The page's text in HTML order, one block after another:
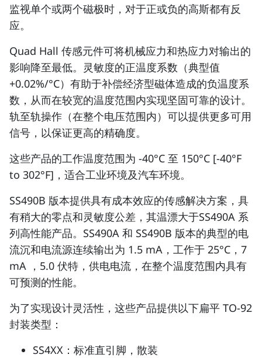
监视单个或两个磁极时，对于正或负的高斯都有反
应。
Quad Hall 传感元件可将机械应力和热应力对输出的
影响降至最低。灵敏度的正温度系数（典型值
+0.02%/°C）有助于补偿经济型磁体造成的负温度系
数，从而在较宽的温度范围内实现坚固可靠的设计。
轨至轨操作（在整个电压范围内）可以提供更多可用
信号，以保证更高的精确度。
这些产品的工作温度范围为 -40°C 至 150°C [-40°F
to 302°F]，适合工业环境及汽车环境。
SS490B 版本提供具有成本效应的传感解决方案，具
有稍大的零点和灵敏度公差，其温漂大于SS490A 系
列高性能产品。SS490A 和 SS490B 版本的典型的电
流沉和电流源连续输出为 1.5 mA，工作于 25°C，7
mA ，5.0 伏特，供电电流，在整个温度范围内具有
可预测的性能。
为了实现设计灵活性，这些产品提供以下扁平 TO-92
封装类型：
SS4XX：标准直引脚，散装